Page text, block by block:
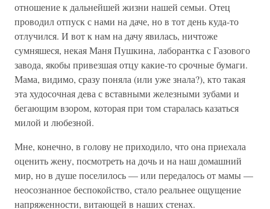
отношение к дальнейшей жизни нашей семьи. Отец
проводил отпуск с нами на даче, но в тот день куда-то
отлучился. И вот к нам на дачу явилась, ничтоже
сумняшеся, некая Маня Пушкина, лаборантка с Газового
завода, якобы привезшая отцу какие-то срочные бумаги.
Мама, видимо, сразу поняла (или уже знала?), кто такая
эта худосочная дева с вставными железными зубами и
бегающим взором, которая при том старалась казаться
милой и любезной.
Мне, конечно, в голову не приходило, что она приехала
оценить жену, посмотреть на дочь и на наш домашний
мир, но в душе поселилось — или передалось от мамы —
неосознанное беспокойство, стало реальнее ощущение
напряженности, витающей в наших стенах.